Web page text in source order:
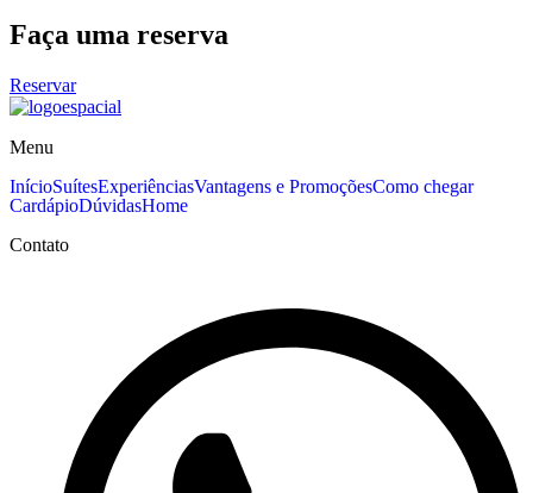
Faça uma reserva
Reservar
Menu
InícioSuítesExperiênciasVantagens e PromoçõesComo chegar
CardápioDúvidasHome
Contato